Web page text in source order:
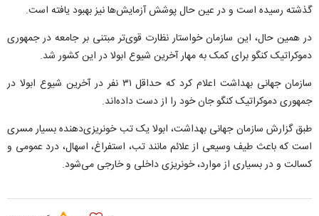
گذشته رسیده است و در عین حال پوشش آزمایش‌ها نیز بهبود یافته است.
در همین حال، این سازمان خواستار نظارت قوی‌تر مبتنی بر جامعه در جمهوری
دموکراتیک کنگو برای کمک به مهار آخرین شیوع ابولا در این کشور شد.
سازمان جهانی بهداشت اعلام کرد که حداقل ۳۱ نفر در آخرین شیوع ابولا در
جمهوری دموکراتیک کنگو جان خود را از دست داده‌اند.
طبق گزارش سازمان جهانی بهداشت، ابولا یک تب خونریزی‌دهنده بسیار مسری
است که باعث طیف وسیعی از علائم مانند تب، استفراغ، اسهال، درد عمومی و
کسالت و در بسیاری از موارد، خونریزی داخلی و خارجی می‌شود.